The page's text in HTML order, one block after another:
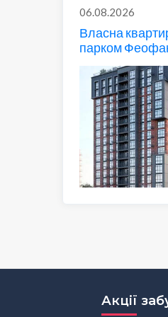
06.08.2026
Власна
парком
Акції